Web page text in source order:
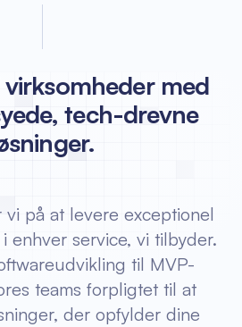
virksomheder med
tech-drevne
vi på at levere exceptionel
enhver service, vi tilbyder.
til MVP-
teams forpligtet til at
der opfylder dine